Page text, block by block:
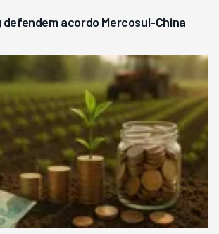
defendem acordo Mercosul-China